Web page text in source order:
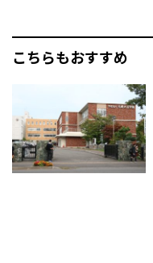
こちらもおすすめ